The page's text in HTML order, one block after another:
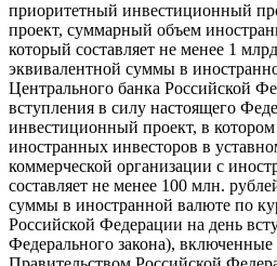
приоритетный инвестиционный
проект, суммарный объем
который составляет не менее 1
эквивалентной суммы в
Центрального банка Российской
вступления в силу настоящего
инвестиционный проект, в
иностранных инвесторов в
коммерческой организации с
составляет не менее 100 млн.
суммы в иностранной валюте по
Российской Федерации на день
Федерального закона),